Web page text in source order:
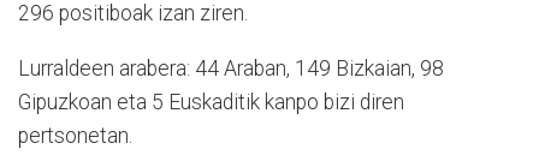
296 positiboak izan ziren.
Lurraldeen arabera: 44 Araban, 149 Bizkaian, 98
Gipuzkoan eta 5 Euskaditik kanpo bizi diren
pertsonetan.